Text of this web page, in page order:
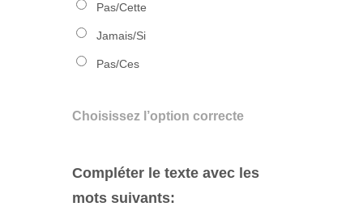
Pas/Cette
Jamais/Si
Pas/Ces
Choisissez l’option correcte
Compléter le texte avec les
mots suivants: